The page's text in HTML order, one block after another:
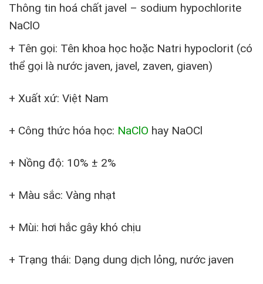
Thông tin hoá chất javel – sodium hypochlorite
NaClO
+ Tên gọi: Tên khoa học hoặc Natri hypoclorit (có
thể gọi là nước javen, javel, zaven, giaven)
+ Xuất xứ: Việt Nam
+ Công thức hóa học: NaClO hay NaOCl
+ Nồng độ: 10% ± 2%
+ Màu sắc: Vàng nhạt
+ Mùi: hơi hắc gây khó chịu
+ Trạng thái: Dạng dung dịch lỏng, nước javen